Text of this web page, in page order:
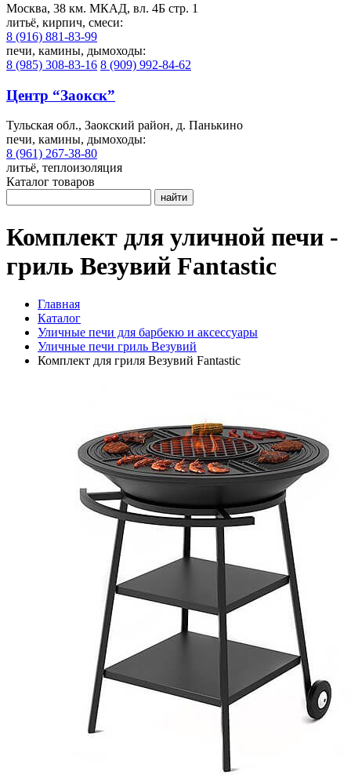
Москва, 38 км. МКАД, вл. 4Б стр. 1
литьё, кирпич, смеси:
8 (916) 881-83-99
печи, камины, дымоходы:
8 (985) 308-83-16 8 (909) 992-84-62
Центр “Заокск”
Тульская обл., Заокский район, д. Панькино
печи, камины, дымоходы:
8 (961) 267-38-80
литьё, теплоизоляция
Каталог товаров
найти
Комплект для уличной печи -
гриль Везувий Fantastic
Главная
Каталог
Уличные печи для барбекю и аксессуары
Уличные печи гриль Везувий
Комплект для гриля Везувий Fantastic